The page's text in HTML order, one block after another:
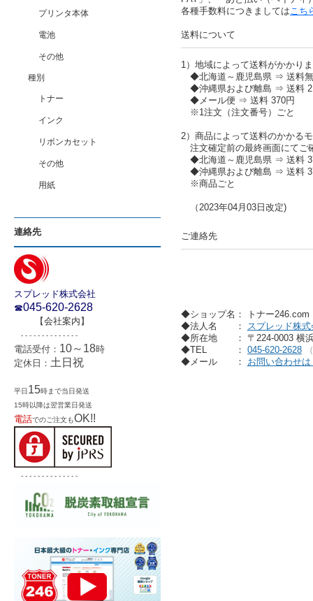
各種手数料につきましてはこち
送料について
1）地域によって送料がかかり
◆北海道～鹿児島県 ⇒ 送料
◆沖縄県および離島 ⇒ 送料
◆メール便 ⇒ 送料 370円
※1注文（注文番号）ごと
2）商品によって送料のかかる
注文確定前の最終画面にてご
◆北海道～鹿児島県 ⇒ 送料
◆沖縄県および離島 ⇒ 送料
※商品ごと
（2023年04月03日改定)
ご連絡先
◆ショップ名： トナー
◆法人名
：
スプレッド株式
◆所在地
： 〒224-0003 横
◆TEL
： 045-620-2628
（
◆メール
： お問い合わせ
プリンタ本体
電池
その他
種別
トナー
インク
リボンカセット
その他
用紙
連絡先
スプレッド株式会社
☎045-620-2628
【会社案内 】
- - - - - - - - - - - - - -
電話受付： 10～18時
定休日： 土日祝
平日 15時まで当日発送
15時以降は翌営業日発送
電話でのご注文もOK!!
- - - - - - - - - - - - - -